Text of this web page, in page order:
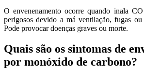
O envenenamento ocorre quando inala
perigosos devido a má ventilação, fugas ou
Pode provocar doenças graves ou morte.
Quais são os sintomas de
por monóxido de carbono?